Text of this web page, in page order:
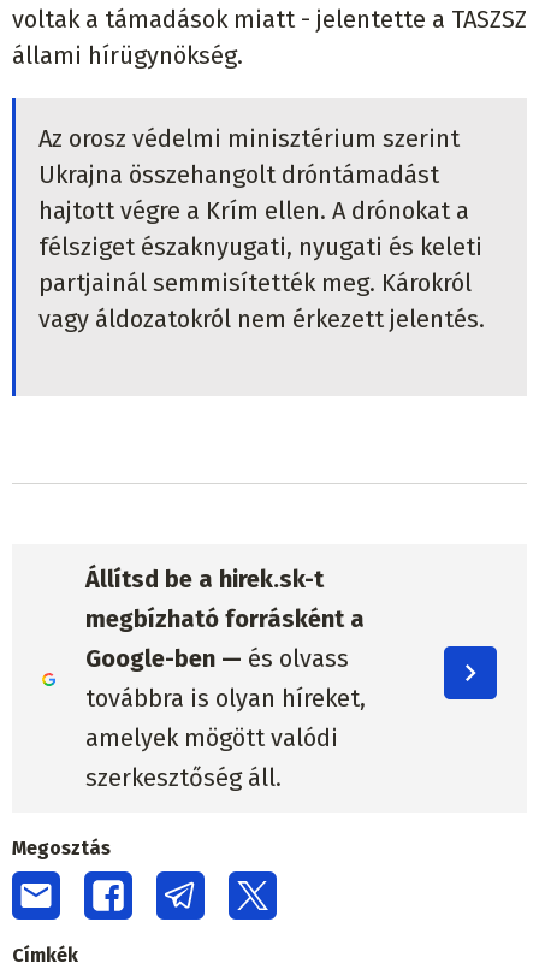
voltak a támadások miatt - jelentette a TASZSZ
állami hírügynökség.
Az orosz védelmi minisztérium szerint
Ukrajna összehangolt dróntámadást
hajtott végre a Krím ellen. A drónokat a
félsziget északnyugati, nyugati és keleti
partjainál semmisítették meg. Károkról
vagy áldozatokról nem érkezett jelentés.
Állítsd be a hirek.sk-t
megbízható forrásként a
Google-ben — és olvass
továbbra is olyan híreket,
amelyek mögött valódi
szerkesztőség áll.
Megosztás
Címkék